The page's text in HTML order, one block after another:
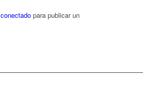
conectadopara publicar un